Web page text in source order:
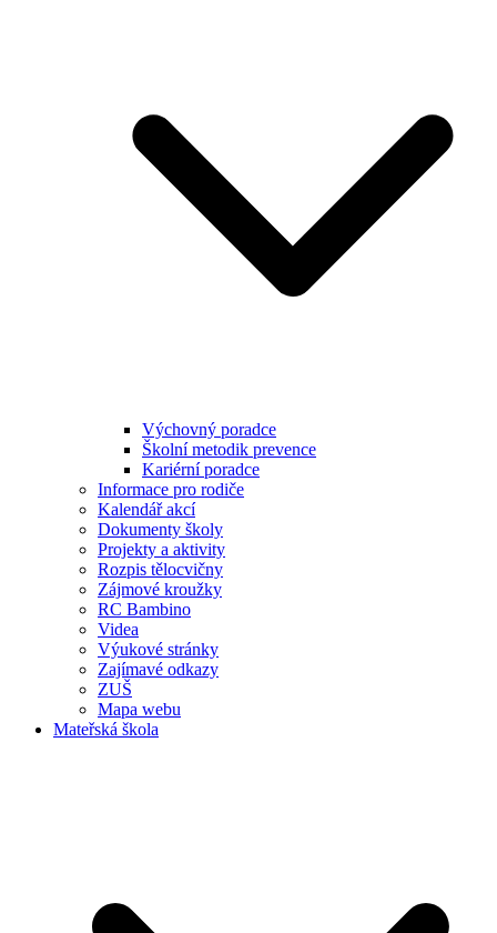
Výchovný poradce
Školní metodik prevence
Kariérní poradce
Informace pro rodiče
Kalendář akcí
Dokumenty školy
Projekty a aktivity
Rozpis tělocvičny
Zájmové kroužky
RC Bambino
Videa
Výukové stránky
Zajímavé odkazy
ZUŠ
Mapa webu
Mateřská škola